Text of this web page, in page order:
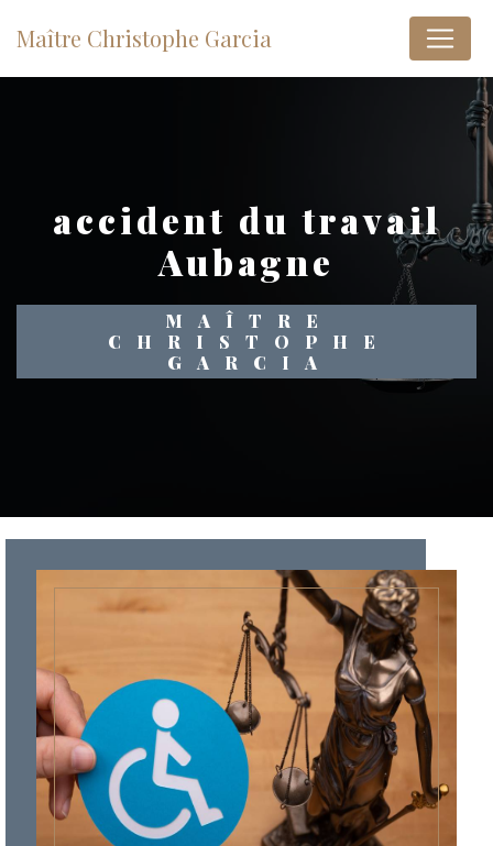
Maître Christophe Garcia
accident du travail
Aubagne
MAÎTRE
CHRISTOPHE
GARCIA